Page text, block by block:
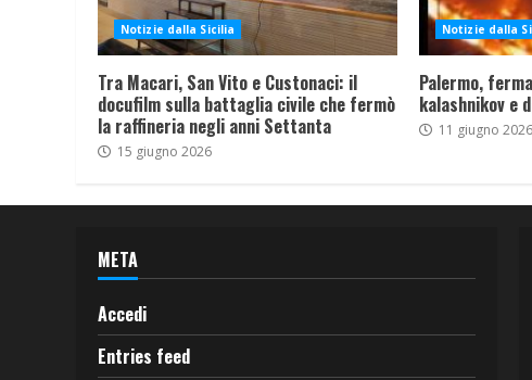
Notizie dalla Sicilia
Tra Macari, San Vito e Custonaci: il
docufilm sulla battaglia civile che fermò
la raffineria negli anni Settanta
15 giugno 2026
Notizie dalla
Palermo,
kalashnikov e
11 giugno 2026
META
Accedi
Entries feed